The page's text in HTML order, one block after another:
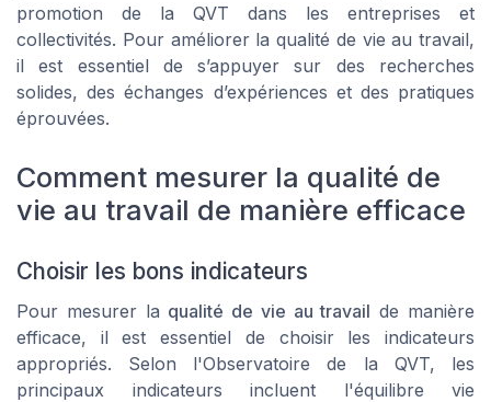
promotion de la QVT dans les entreprises et
collectivités. Pour améliorer la qualité de vie au travail,
il est essentiel de s’appuyer sur des recherches
solides, des échanges d’expériences et des pratiques
éprouvées.
Comment mesurer la qualité de
vie au travail de manière efficace
Choisir les bons indicateurs
Pour mesurer la qualité de vie au travail de manière
efficace, il est essentiel de choisir les indicateurs
appropriés. Selon l'Observatoire de la QVT, les
principaux indicateurs incluent l'équilibre vie